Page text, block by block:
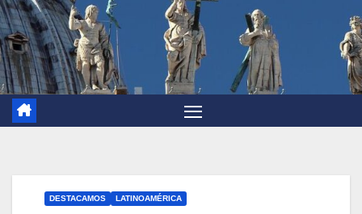
DESTACAMOS LATINOAMÉRICA